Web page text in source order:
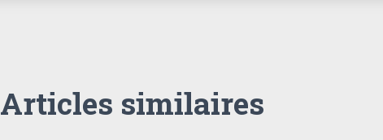
Articles similaires